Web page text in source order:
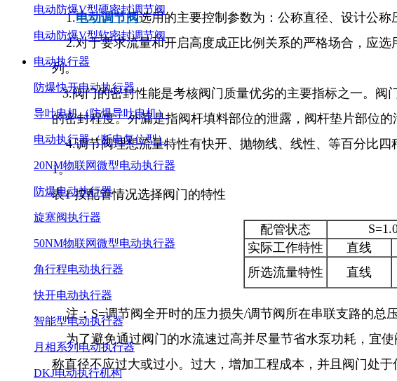
电动防爆V型硬密封调节阀
电动防爆V型软密封调节阀
电动执行器
防爆快开电动执行器
导叶电机（防爆导叶电机）
电动执行器（断电复位型）
20NM物联网微型电动执行器
防爆电动执行器
旋塞阀执行器
50NM物联网微型电动执行器
角行程电动执行器
快开电动执行器
智能型电动执行器
月相系列电动执行器
DKJ电动执行机构
1.电动调节阀选用的主要控制参数为：公称直径、设计公称
2.对于要求流量和开启高度成正比例关系的严格场合，应选
列。
3.阀门的密封性能是考核阀门质量优劣的主要指标之一。阀
的密封程度。外漏是指阀杆填料部位的泄露，阀杆垫片部位
4.调节阀理想流量特性有快开、抛物线、线性、等百分比四
1。
表1 按配管情况选择阀门的特性
配管状态
实际工作特性
直线
所选流量特性
直线
注：S=调节阀全开时的压力损失/调节阀所在串联支路的总
为了避免通过阀门的水流速过高并尽量节省水泵功耗，宜
称直径不应过大或过小。过大，增加工程成本，并且阀门处